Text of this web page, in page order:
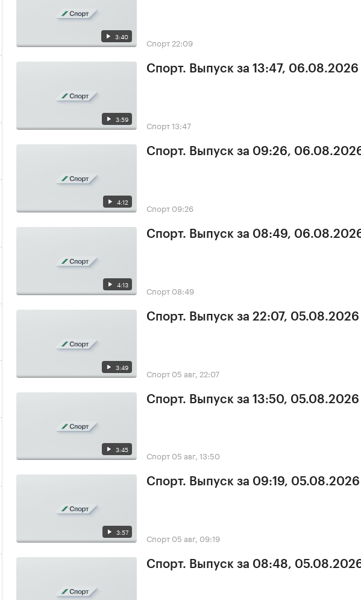
3:40 Спорт 22:09
3:59
Спорт. Выпуск за 13:47, 06.08.2026
Спорт13:47
4:12
Спорт. Выпуск за 09:26,
Спорт 09:26
4:13
Спорт. Выпуск за 08:49,
Спорт 08:49
3:49
Спорт. Выпуск за 22:07, 05.08.2026
Спорт 05 авг, 22:07
3:45
Спорт. Выпуск за 13:50, 05.08.2026
Спорт 05 авг, 13:50
3:57
Спорт. Выпуск за 09:19, 05.08.2026
Спорт 05 авг, 09:19
Спорт. Выпуск за 08:48,